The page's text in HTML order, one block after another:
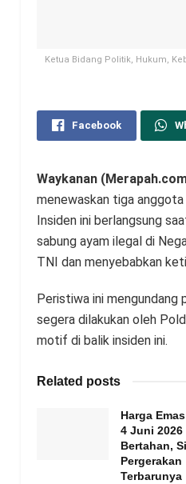
Ketua Bidang Politik, Hukum,
Facebook
Waykanan
menewaskan tiga
Insiden ini berlangsung
sabung ayam ilegal di
TNI dan menyebabkan
Peristiwa ini mengundang
segera dilakukan oleh
motif di balik insiden ini.
Related posts
Harga
4 Juni 2026
Bertahan,
Pergerakan
Terbarunya